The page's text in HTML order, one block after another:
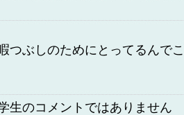
つぶしのためにとってるんで
生のコメントではありません